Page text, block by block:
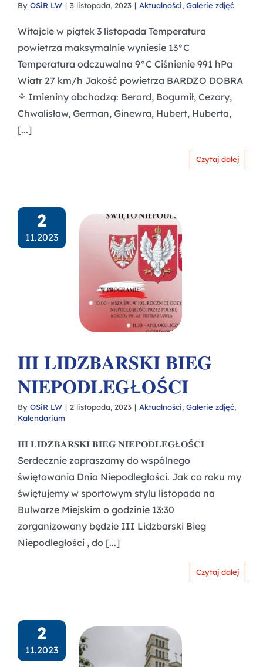
By OSiR LW | 3 listopada, 2023 | Aktualności, Galerie zdjęć
Witajcie w piątek 3 listopada Temperatura
powietrza maksymalnie wyniesie 13°C
Temperatura odczuwalna 9°C Ciśnienie 991 hPa
Wiatr 27 km/h Jakość powietrza BARDZO DOBRA
⚘️ Imieniny obchodzą: Berard, Bogumił, Cezary,
Chwalisław, German, Ginewra, Hubert, Huberta,
[...]
Czytaj dalej
2
11.2023
𝐈𝐈𝐈 𝐋𝐈𝐃𝐙𝐁𝐀𝐑𝐒𝐊𝐈 𝐁𝐈𝐄𝐆
𝐍𝐈𝐄𝐏𝐎𝐃𝐋𝐄𝐆Ł𝐎Ś𝐂𝐈
By OSiR LW | 2 listopada, 2023 | Aktualności, Galerie zdjęć,
Kalendarium
𝐈𝐈𝐈 𝐋𝐈𝐃𝐙𝐁𝐀𝐑𝐒𝐊𝐈 𝐁𝐈𝐄𝐆 𝐍𝐈𝐄𝐏𝐎𝐃𝐋𝐄𝐆Ł𝐎Ś𝐂𝐈
Serdecznie zapraszamy do wspólnego
świętowania Dnia Niepodległości. Jak co roku my
świętujemy w sportowym stylu listopada na
Bulwarze Miejskim o godzinie 13:30
zorganizowany będzie III Lidzbarski Bieg
Niepodległości , do [...]
Czytaj dalej
2
11.2023